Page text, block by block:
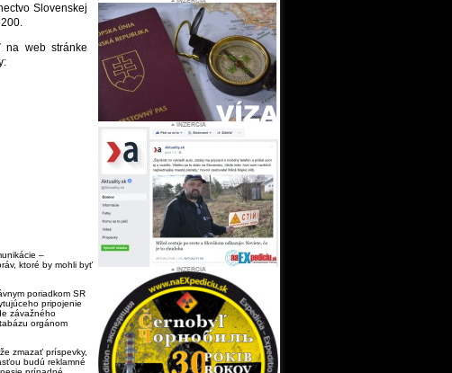
Slovenskej
na web stránke
–
ktoré by mohli byť
poriadkom SR
pripojenie
závažného
orgánom
zmazať príspevky,
budú reklamné